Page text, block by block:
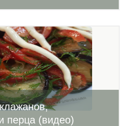
перца (видео)